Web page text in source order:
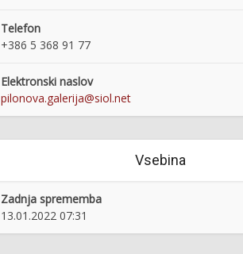
Telefon
+386 5 368 91 77
Elektronski naslov
pilonova.galerija@siol.net
Vsebina
Zadnja sprememba
13.01.2022 07:31